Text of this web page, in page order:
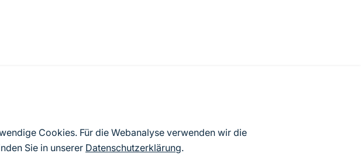
Cookies. Für die Webanalyse verwenden wir die
Sie in unserer Datenschutzerklärung.
Standarddatenbögen Deutschlands (Stand:
enthalten die zur Veröffentlichung freigegebenen